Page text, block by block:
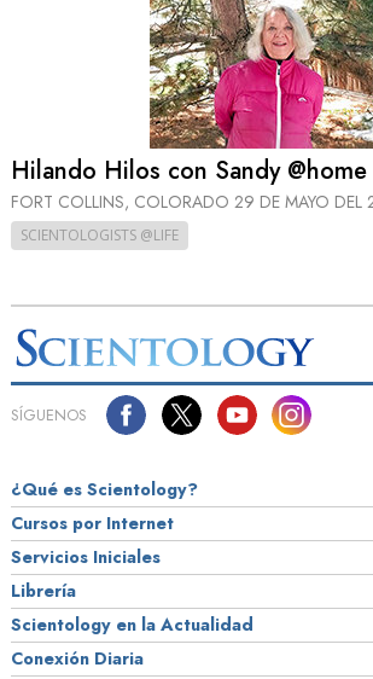
Hilando Hilos con Sandy @home
FORT COLLINS, COLORADO 29 DE MAYO DEL
SCIENTOLOGISTS @LIFE
SÍGUENOS
¿Qué es Scientology?
Cursos por Internet
Servicios Iniciales
Librería
Scientology en la Actualidad
Conexión Diaria